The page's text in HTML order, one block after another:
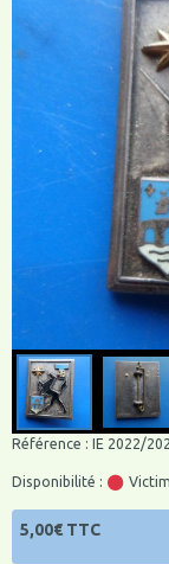
Référence : IE 2022/
Disponibilité :
5,00€ TTC